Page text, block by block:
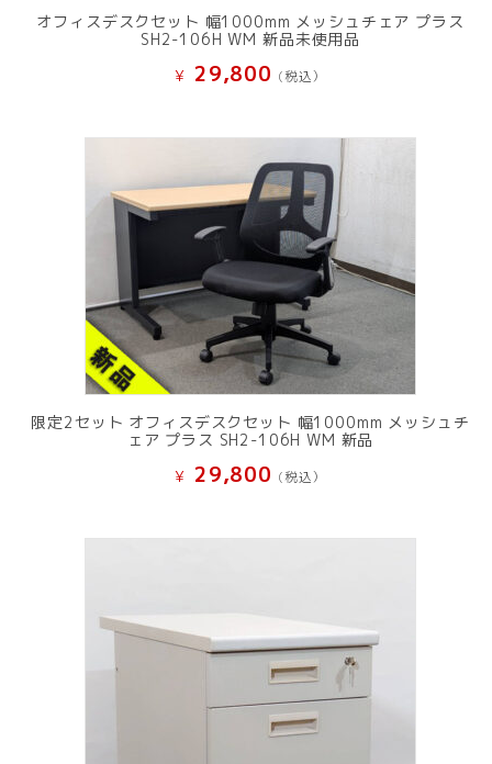
オフィスデスクセット 幅1000mm メッシュチェア プラス
SH2-106H WM 新品未使用品
¥ 29,800 (税込）
限定2セット オフィスデスクセット 幅1000mm メッシュチ
ェア プラス SH2-106H WM 新品
¥ 29,800 (税込）